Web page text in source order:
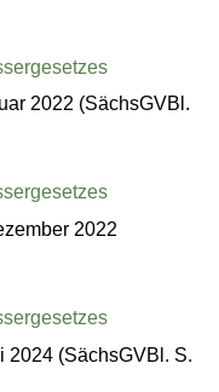
2022 (SächsGVBl.
2022
2024 (SächsGVBl. S.